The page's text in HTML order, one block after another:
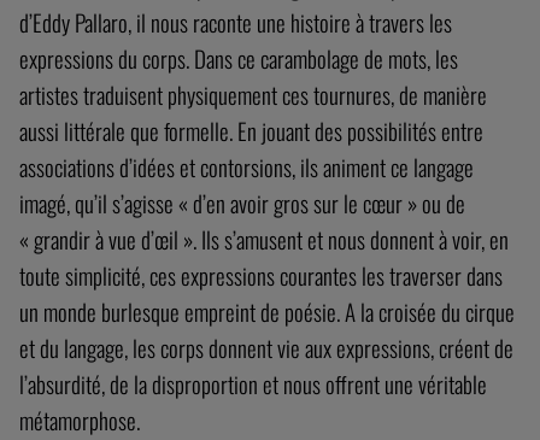
d’Eddy Pallaro, il nous raconte une histoire à travers les
expressions du corps. Dans ce carambolage de mots, les
artistes traduisent physiquement ces tournures, de manière
aussi littérale que formelle. En jouant des possibilités entre
associations d’idées et contorsions, ils animent ce langage
imagé, qu’il s’agisse « d’en avoir gros sur le cœur » ou de
« grandir à vue d’œil ». Ils s’amusent et nous donnent à voir, en
toute simplicité, ces expressions courantes les traverser dans
un monde burlesque empreint de poésie. A la croisée du cirque
et du langage, les corps donnent vie aux expressions, créent de
l’absurdité, de la disproportion et nous offrent une véritable
métamorphose.